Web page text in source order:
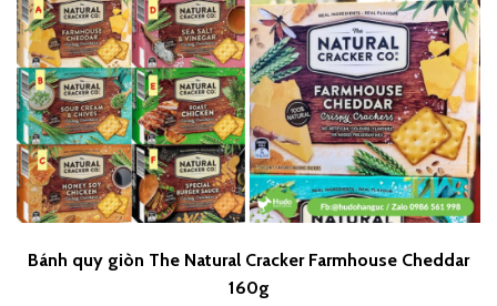
Bánh quy giòn The Natural Cracker Farmhouse Cheddar
160g